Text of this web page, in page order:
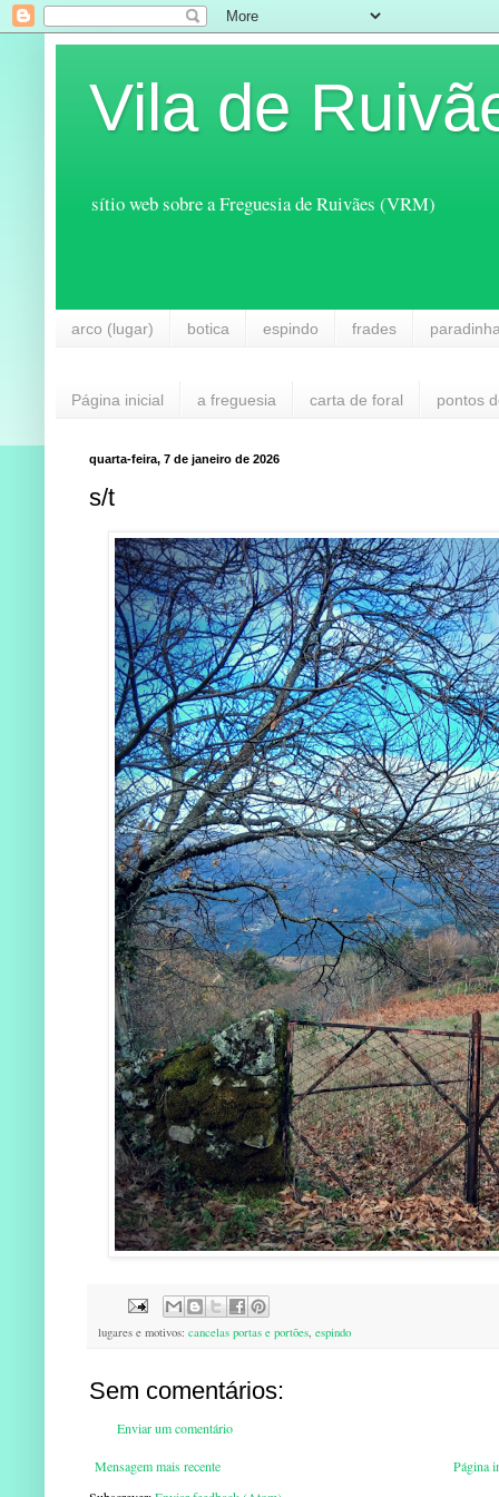
Vila de
sítio web sobre a Freguesia de Ruivães (VRM)
arco (lugar) botica espindo frades
Página inicial a freguesia carta de foral pontos
quarta-feira, 7 de janeiro de 2026
s/t
lugares e motivos: cancelas portas e portões, espindo
Sem comentários:
Enviar um comentário
Mensagem mais recente
Página